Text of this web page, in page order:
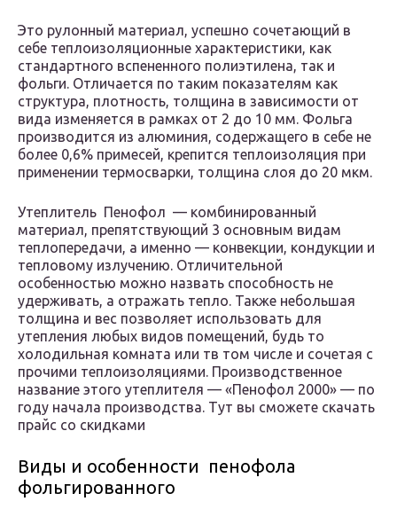
Это рулонный материал, успешно сочетающий в
себе теплоизоляционные характеристики, как
стандартного вспененного полиэтилена, так и
фольги. Отличается по таким показателям как
структура, плотность, толщина в зависимости от
вида изменяется в рамках от 2 до 10 мм. Фольга
производится из алюминия, содержащего в себе не
более 0,6% примесей, крепится теплоизоляция при
применении термосварки, толщина слоя до 20 мкм.
Утеплитель Пенофол — комбинированный
материал, препятствующий 3 основным видам
теплопередачи, а именно — конвекции, кондукции и
тепловому излучению. Отличительной
особенностью можно назвать способность не
удерживать, а отражать тепло. Также небольшая
толщина и вес позволяет использовать для
утепления любых видов помещений, будь то
холодильная комната или тв том числе и сочетая с
прочими теплоизоляциями. Производственное
название этого утеплителя — «Пенофол 2000» — по
году начала производства. Tут вы сможете скачать
прайс со скидками
Виды и особенности пенофола
фольгированного